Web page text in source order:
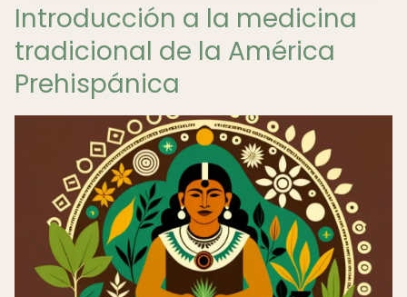
Introducción a la medicina
tradicional de la América
Prehispánica